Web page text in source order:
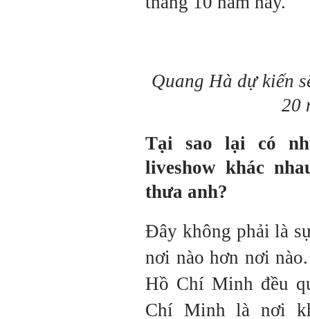
Quang Hà dự kiến
20
Tại sao lại có
liveshow khác
thưa anh?
Đây không phải là
nơi nào hơn nơi
Hồ Chí Minh đều
Chí Minh là nơi